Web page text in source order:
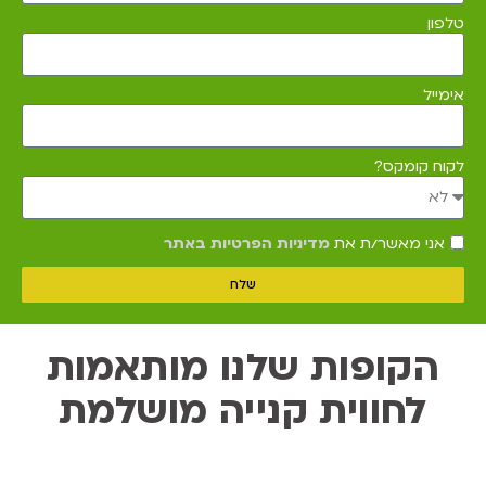
טלפון
אימייל
לקוח קומקס?
אני מאשר/ת את מדיניות הפרטיות באתר
שלח
הקופות שלנו מותאמות
לחווית קנייה מושלמת